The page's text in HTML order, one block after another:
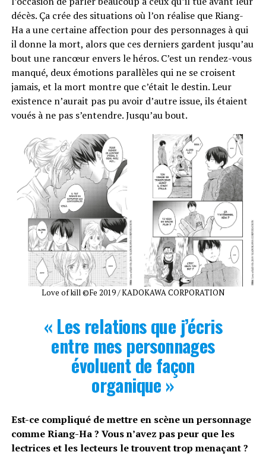
décès. Ça crée des situations où l’on réalise que Riang-
Ha a une certaine affection pour des personnages à qui
il donne la mort, alors que ces derniers gardent jusqu’au
bout une rancœur envers le héros. C’est un rendez-vous
manqué, deux émotions parallèles qui ne se croisent
jamais, et la mort montre que c’était le destin. Leur
existence n’aurait pas pu avoir d’autre issue, ils étaient
voués à ne pas s’entendre. Jusqu’au bout.
Love of kill ©Fe 2019 / KADOKAWA CORPORATION
« Les relations que j’écris
entre mes personnages
évoluent de façon
organique »
Est-ce compliqué de mettre en scène un personnage
comme Riang-Ha ? Vous n’avez pas peur que les
lectrices et les lecteurs le trouvent trop menaçant ?